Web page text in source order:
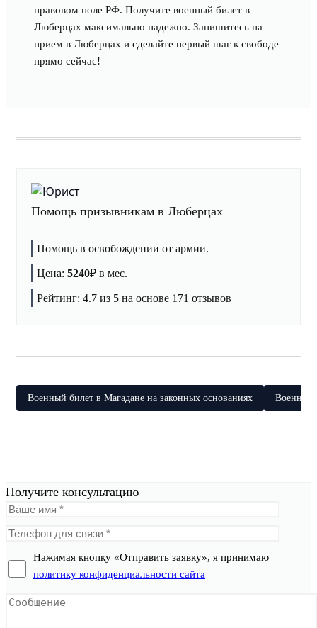
правовом поле РФ. Получите военный билет в
Люберцах максимально надежно. Запишитесь на
прием в Люберцах и сделайте первый шаг к свободе
прямо сейчас!
Помощь призывникам в Люберцах
Помощь в освобождении от армии.
Цена: 5240₽ в мес.
Рейтинг: 4.7 из 5 на основе 171 отзывов
Военный билет в Магадане на законных основаниях Военный
Получите консультацию
Нажимая кнопку «Отправить заявку», я принимаю
политику конфиденциальности сайта